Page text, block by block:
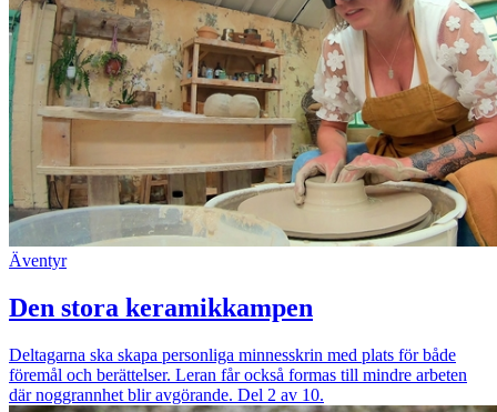
Äventyr
Den stora keramikkampen
Deltagarna ska skapa personliga minnesskrin med plats för både
föremål och berättelser. Leran får också formas till mindre arbeten
där noggrannhet blir avgörande. Del 2 av 10.